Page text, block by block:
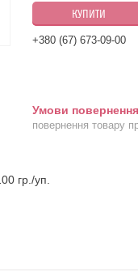
КУПИТИ
+380 (67) 673-09-00
повернення товару
гр./уп.